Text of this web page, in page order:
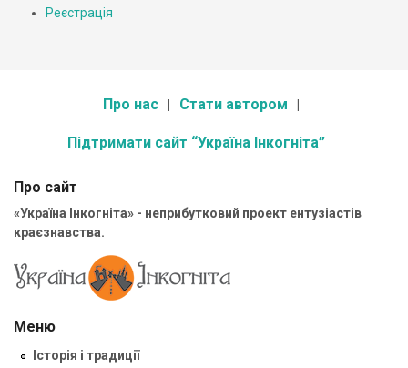
Реєстрація
Про нас Стати автором
Підтримати сайт “Україна Інкогніта”
Про сайт
«Україна Інкогніта» - неприбутковий проект ентузіастів
краєзнавства.
Меню
Історія і традиції